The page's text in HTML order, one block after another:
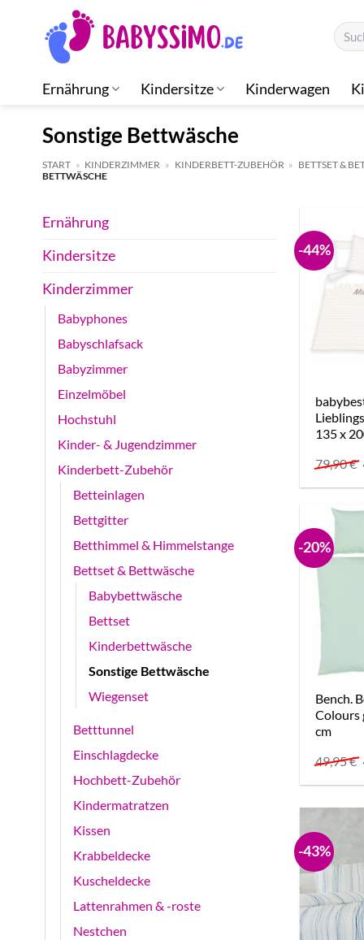
springen
Suchen
nach:
Ernährung Kindersitze Kinderwagen
Sonstige Bettwäsche
START » KINDERZIMMER » KINDERBETT-ZUBEHÖR » BETTSET &
BETTWÄSCHE
Ernährung
Kindersitze
Kinderzimmer
Babyphones
Babyschlafsack
Babyzimmer
Einzelmöbel
Hochstuhl
Kinder- & Jugendzimmer
Kinderbett-Zubehör
Betteinlagen
Bettgitter
Betthimmel & Himmelstange
Bettset & Bettwäsche
Babybettwäsche
Bettset
Kinderbettwäsche
Sonstige Bettwäsche
Wiegenset
Betttunnel
Einschlagdecke
Hochbett-Zubehör
Kindermatratzen
Kissen
Krabbeldecke
Kuscheldecke
Lattenrahmen & -roste
Nestchen
-44%
135 x
79,90€
-20%
Bench.
Colours
cm
49,95€
-43%